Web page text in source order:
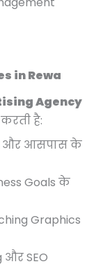
in Rewa
Agency
है:
और आसपास के
Goals के
Graphics
और SEO